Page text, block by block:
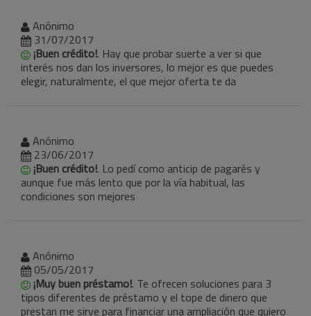
Anónimo
31/07/2017
¡Buen crédito!. Hay que probar suerte a ver si que
interés nos dan los inversores, lo mejor es que puedes
elegir, naturalmente, el que mejor oferta te da
Anónimo
23/06/2017
¡Buen crédito!. Lo pedí como anticip de pagarés y
aunque fue más lento que por la vía habitual, las
condiciones son mejores
Anónimo
05/05/2017
¡Muy buen préstamo!. Te ofrecen soluciones para 3
tipos diferentes de préstamo y el tope de dinero que
prestan me sirve para financiar una ampliación que quiero